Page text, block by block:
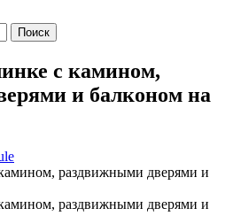
с камином,
и балконом на